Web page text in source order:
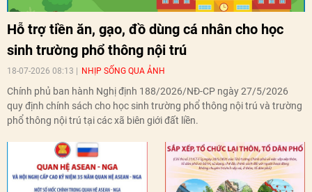
Hỗ trợ tiền ăn, gạo, đồ dùng cá nhân cho học
sinh trường phổ thông nội trú
18-07-2026 08:13 NHỊP SỐNG QUA ẢNH
Chính phủ ban hành Nghị định 188/2026/NĐ-CP ngày 27/5/2026
quy định chính sách cho học sinh trường phổ thông nội trú và trường
phổ thông nội trú tại các xã biên giới đất liền.